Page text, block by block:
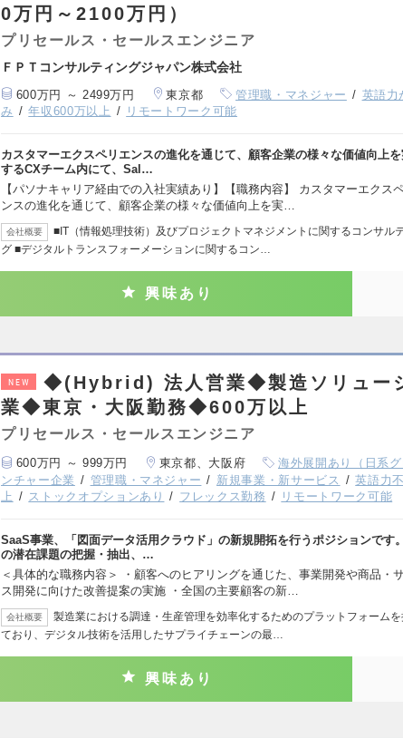
0万円～2100万円）
プリセールス・セールスエンジニア
ＦＰＴコンサルティングジャパン株式会社
600万円 ～ 2499万円 東京都 管理職・マネジャー 英語力
み
年収600万以上 リモートワーク可能
カスタマーエクスペリエンスの進化を通じて、顧客企業の様々な価値向上
するCXチーム内にて、Sal…
【パソナキャリア経由での入社実績あり】【職務内容】 カスタマーエクス
ンスの進化を通じて、顧客企業の様々な価値向上を実…
会社概要
■IT（情報処理技術）及びプロジェクトマネジメントに関するコンサル
グ ■デジタルトランスフォーメーションに関するコン…
興味あり
NEW
◆(Hybrid) 法人営業◆製造ソリュー
業◆東京・大阪勤務◆600万以上
プリセールス・セールスエンジニア
600万円 ～ 999万円 東京都、大阪府 海外展開あり（日系グ
ンチャー企業
管理職・マネジャー 新規事業・新サービス 英語力
上
ストックオプションあり フレックス勤務 リモートワーク可能
SaaS事業、「図面データ活用クラウド」の新規開拓を行うポジションです
の潜在課題の把握・抽出、…
＜具体的な職務内容＞ ・顧客へのヒアリングを通じた、事業開発や商品・
ス開発に向けた改善提案の実施 ・全国の主要顧客の新…
会社概要
製造業における調達・生産管理を効率化するためのプラットフォームを
ており、デジタル技術を活用したサプライチェーンの最…
興味あり